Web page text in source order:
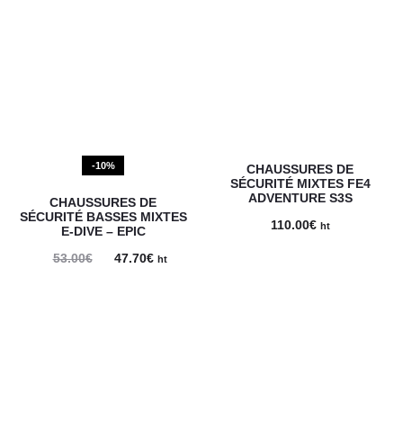
-10%
CHAUSSURES DE
SÉCURITÉ BASSES MIXTES
E-DIVE – EPIC
53.00€ 47.70€Le
ht
CHAUSSURES DE
SÉCURITÉ MIXTES FE4
ADVENTURE S3S
110.00€ ht